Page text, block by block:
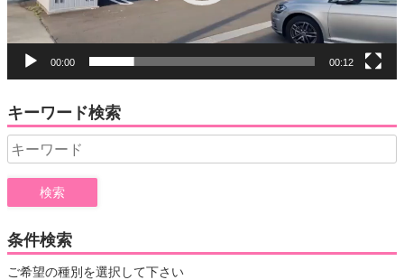
00:00 00:12
キーワード検索
Search
for:
条件検索
ご希望の種別を選択して下さい